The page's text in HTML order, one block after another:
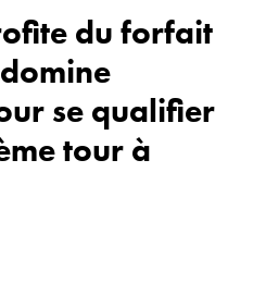
du forfait
se qualifier
tour à